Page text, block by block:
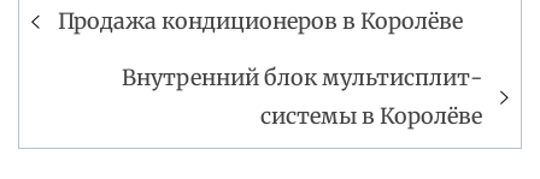
записям
Продажа кондиционеров в Королёве
Внутренний блок мультисплит-
системы в Королёве